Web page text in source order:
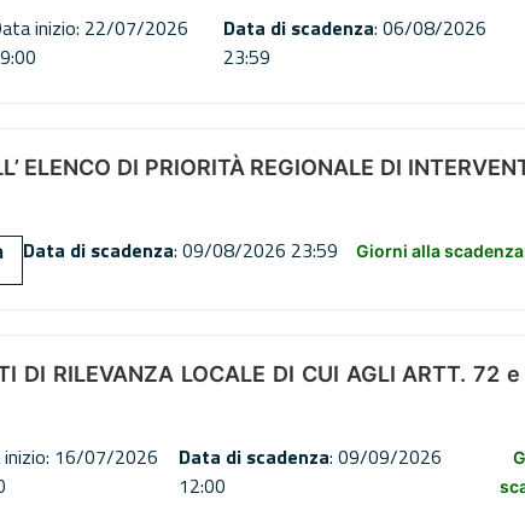
inizio: 22/07/2026
Data di scadenza: 06/08/2026
23:59
ELENCO DI PRIORITÀ REGIONALE DI
Data di scadenza: 09/08/2026 23:59 Giorni alla
DI RILEVANZA LOCALE DI CUI AGLI ARTT. 72
inizio: 16/07/2026
Data di scadenza: 09/09/2026
12:00